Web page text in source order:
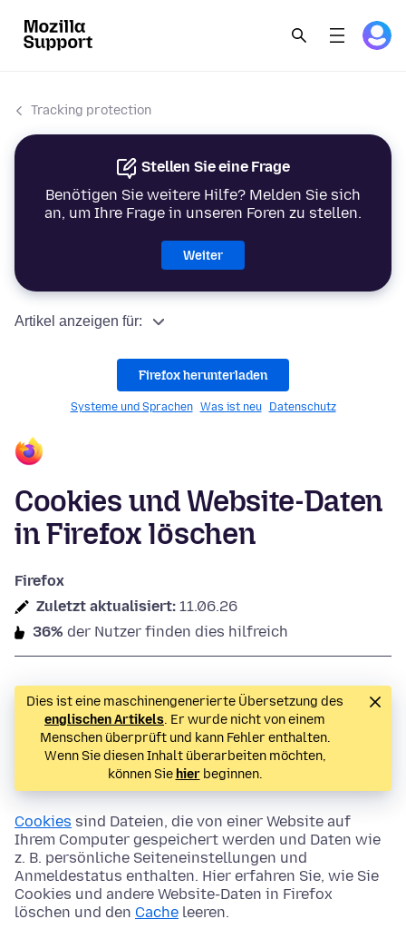
Tracking protection
Stellen Sie eine Frage
Benötigen Sie weitere Hilfe? Melden Sie sich
an, um Ihre Frage in unseren Foren zu stellen.
Weiter
Artikel anzeigen für:
Firefox herunterladen
Systeme und Sprachen Was ist neu Datenschutz
Cookies und Website-Daten
in Firefox löschen
Firefox
Zuletzt aktualisiert: 11.06.26
36% der Nutzer finden dies hilfreich
Dies ist eine maschinengenerierte Übersetzung des
englischen Artikels. Er wurde nicht von einem
Menschen überprüft und kann Fehler enthalten.
Wenn Sie diesen Inhalt überarbeiten möchten,
können Sie hierbeginnen.
Cookies sind Dateien, die von einer Website auf
Ihrem Computer gespeichert werden und Daten wie
z. B. persönliche Seiteneinstellungen und
Anmeldestatus enthalten. Hier erfahren Sie, wie Sie
Cookies und andere Website-Daten in Firefox
löschen und den Cache leeren.